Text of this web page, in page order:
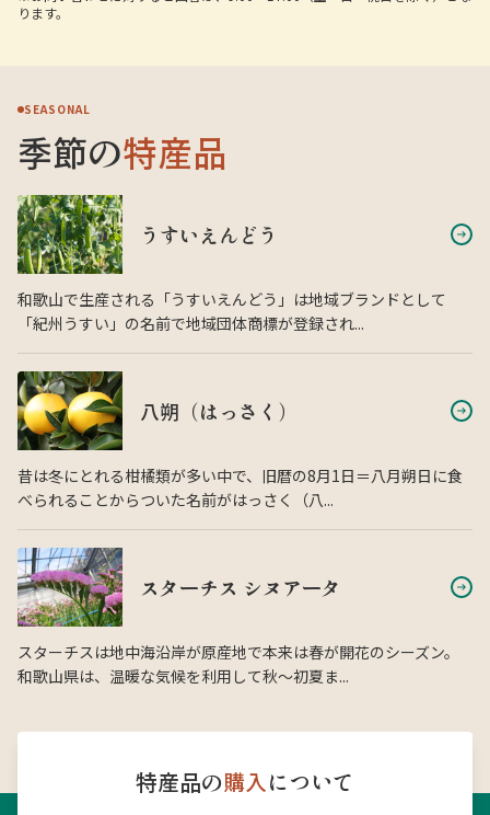
ります。
SEASONAL
季節の特産品
うすいえんどう
和歌山で生産される「うすいえんどう」は地域ブランドとして
「紀州うすい」の名前で地域団体商標が登録され...
八朔（はっさく）
昔は冬にとれる柑橘類が多い中で、旧暦の8月1日＝八月朔日に食
べられることからついた名前がはっさく（八...
スターチス シヌアータ
スターチスは地中海沿岸が原産地で本来は春が開花のシーズン。
和歌山県は、温暖な気候を利用して秋〜初夏ま...
特産品の購入について